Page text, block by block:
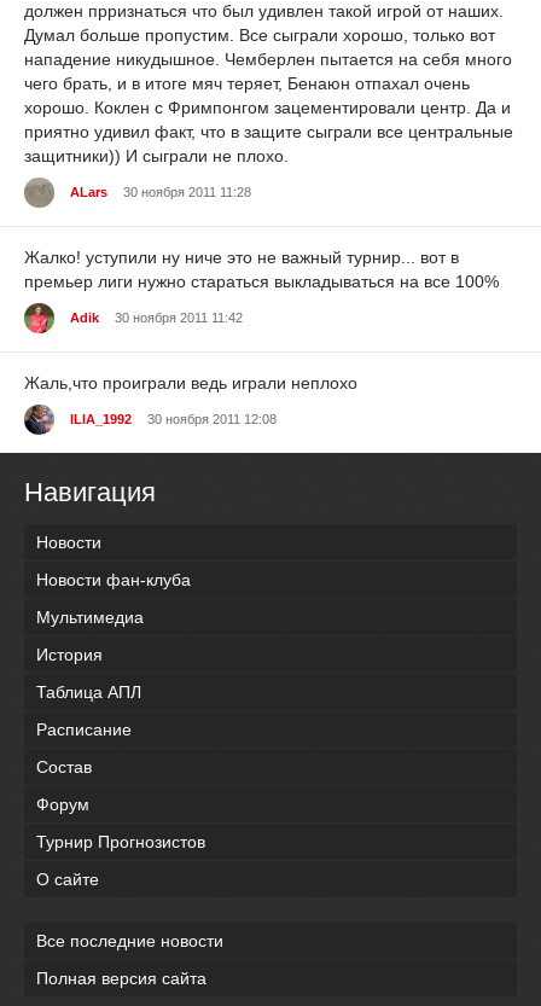
должен прризнаться что был удивлен такой игрой от наших.
Думал больше пропустим. Все сыграли хорошо, только вот
нападение никудышное. Чемберлен пытается на себя много
чего брать, и в итоге мяч теряет, Бенаюн отпахал очень
хорошо. Коклен с Фримпонгом зацементировали центр. Да и
приятно удивил факт, что в защите сыграли все центральные
защитники)) И сыграли не плохо.
ALars 30 ноября 2011 11:28
Жалко! уступили ну ниче это не важный турнир... вот в
премьер лиги нужно стараться выкладываться на все 100%
Adik 30 ноября 2011 11:42
Жаль,что проиграли ведь играли неплохо
ILIA_1992 30 ноября 2011 12:08
Навигация
Новости
Новости фан-клуба
Мультимедиа
История
Таблица АПЛ
Расписание
Состав
Форум
Турнир Прогнозистов
О сайте
Все последние новости
Полная версия сайта